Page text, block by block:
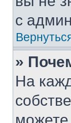
с
»
На